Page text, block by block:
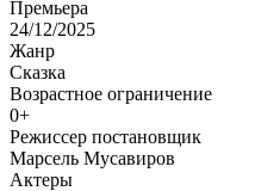
Премьера
24/12/2025
Жанр
Сказка
Возрастное ограничение
0+
Режиссер постановщик
Марсель Мусавиров
Актеры